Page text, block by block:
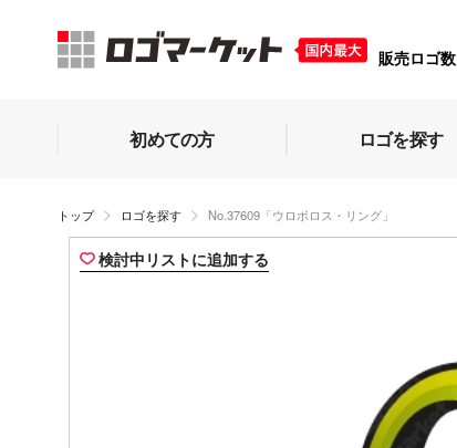
販売ロゴ数
初めての方 ロゴを探す
トップ ロゴを探す No.37609「ウロボロス・リング」
検討中リストに追加する